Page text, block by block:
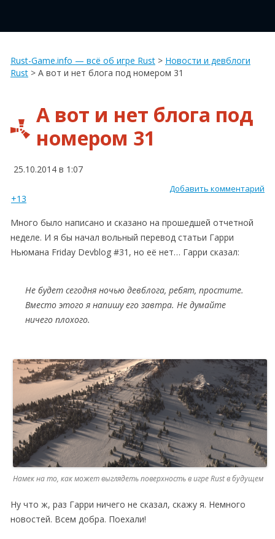
Rust-Game.info — всё об игре Rust > Новости и девблоги
Rust > А вот и нет блога под номером 31
А вот и нет блога под
номером 31
25.10.2014 в 1:07
Добавить комментарий
+13
Много было написано и сказано на прошедшей отчетной
неделе. И я бы начал вольный перевод статьи Гарри
Ньюмана Friday Devblog #31, но её нет… Гарри сказал:
Не будет сегодня ночью девблога, ребят, простите.
Вместо этого я напишу его завтра. Не думайте
ничего плохого.
Намек на то, как может выглядеть поверхность в игре Rust в будущем
Ну что ж, раз Гарри ничего не сказал, скажу я. Немного
новостей. Всем добра. Поехали!